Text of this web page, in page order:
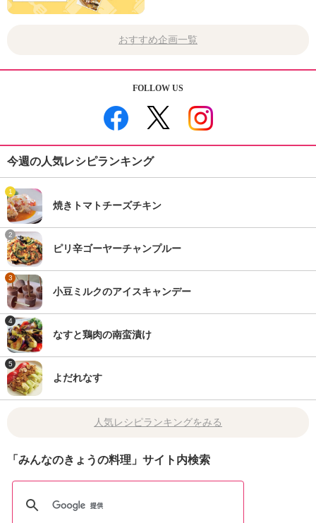
おすすめ企画一覧
FOLLOW US
今週の人気レシピランキング
1
焼きトマトチーズチキン
2
ピリ辛ゴーヤーチャンプルー
3
小豆ミルクのアイスキャンデー
4
なすと鶏肉の南蛮漬け
5
よだれなす
人気レシピランキングをみる
「みんなのきょうの料理」サイト内検索